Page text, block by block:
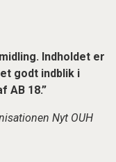
Indholdet er
godt indblik i
AB 18.”
Nyt OUH